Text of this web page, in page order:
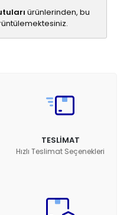
ürünlerinden, bu
TESLİMAT
Hızlı Teslimat Seçenekleri